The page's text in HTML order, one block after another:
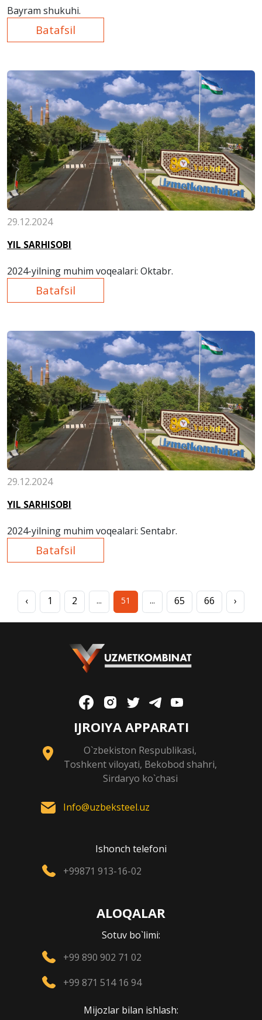
Bayram shukuhi.
Batafsil
29.12.2024
YIL SARHISOBI
2024-yilning muhim voqealari: Oktabr.
Batafsil
29.12.2024
YIL SARHISOBI
2024-yilning muhim voqealari: Sentabr.
Batafsil
‹ 1 2 ... 51 ... 65 66 ›
IJROIYA APPARATI
O`zbekiston Respublikasi,
Toshkent viloyati, Bekobod shahri,
Sirdaryo ko`chasi
Info@uzbeksteel.uz
Ishonch telefoni
+99871 913-16-02
ALOQALAR
Sotuv bo`limi:
+99 890 902 71 02
+99 871 514 16 94
Mijozlar bilan ishlash: